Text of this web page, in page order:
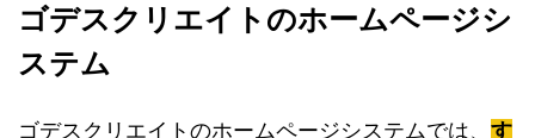
ゴデスクリエイトのホームページシ
ステム
ゴデスクリエイトのホームページシステムでは、 す